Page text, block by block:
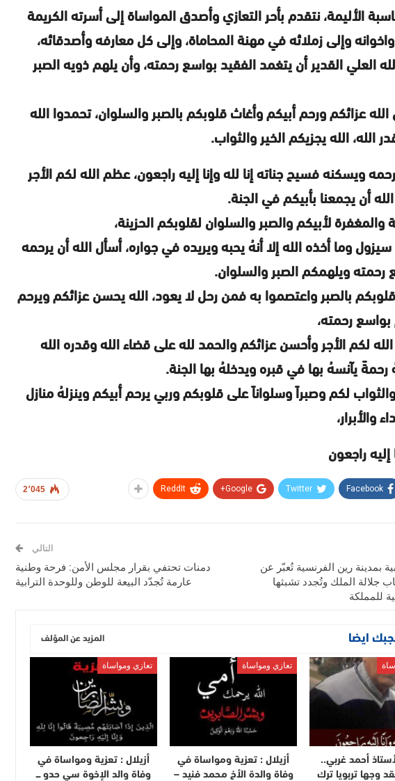
الأليمة، نتقدم بأحر التعازي وأصدق المواساة إلى أسرته الكريمة
وإلى زملائه في مهنة المحاماة، وإلى كل معارفه وأصدقائه،
العلي القدير أن يتغمد الفقيد بواسع رحمته، وأن يلهم ذويه الصبر
عزائكم ورحم أبيكم وأغاث قلوبكم بالصبر والسلوان، تحمدوا الله
الله، الله يجزيكم الخير والثواب.
ويسكنه فسيح جناته إنا لله وإنا إليه راجعون، عظم الله لكم الأجر
أن يجمعنا بأبيكم في الجنة.
والمغفرة لأبيكم والصبر والسلوان لقلوبكم الحزينة،
وما أخذه الله إلا أنهُ يحبه ويريده في جواره، أسأل الله أن يرحمه
رحمته ويلهمكم الصبر والسلوان.
قلوبكم بالصبر واعتصموا به فمن رحل لا يعود، الله يحسن عزائكم ويرحم
بواسع رحمته،
لكم الأجر وأحسن عزائكم والحمد لله على قضاء الله وقدره الله
رحمةً يآنسهُ بها في قبره ويدخلهُ بها الجنة.
لكم وصبراً وسلواناً على قلوبكم وربي يرحم أبيكم وينزلهُ منازل
والأبرار،
إليه راجعون
2٬045 Facebook
Twitter
Google+
ReddIt
بمدينة رين الفرنسية تُعبّر عن
جلالة الملك وتُجدد تشبثها
للمملكة
التالي
دمنات تحتفي بقرار مجلس الأمن: فرحة وطنية
عارمة تُجدّد البيعة للوطن وللوحدة الترابية
ايضا المزيد عن المؤلف
أحمد غربي..
وجها تربويا ترك
تعازي ومواساة
أزيلال : تعزية ومواساة في
وفاة والدة الأخ محمد فنيد –
تعازي ومواساة
أزيلال : تعزية ومواساة في
وفاة والد الإخوة سي حدو ـــ